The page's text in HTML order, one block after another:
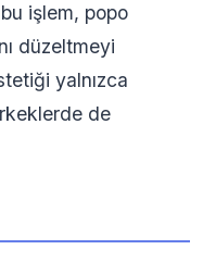
işlem, popo
düzeltmeyi
yalnızca
de